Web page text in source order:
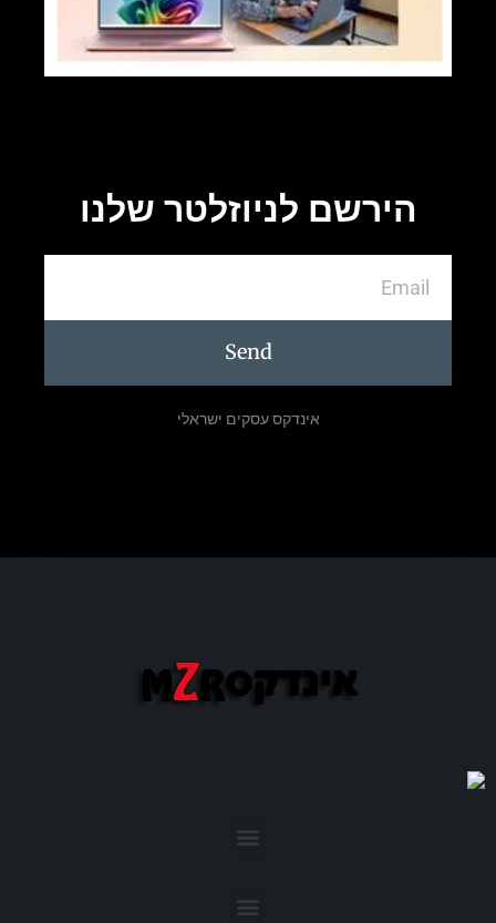
הירשם לניוזלטר שלנו
Send
אינדקס עסקים ישראלי